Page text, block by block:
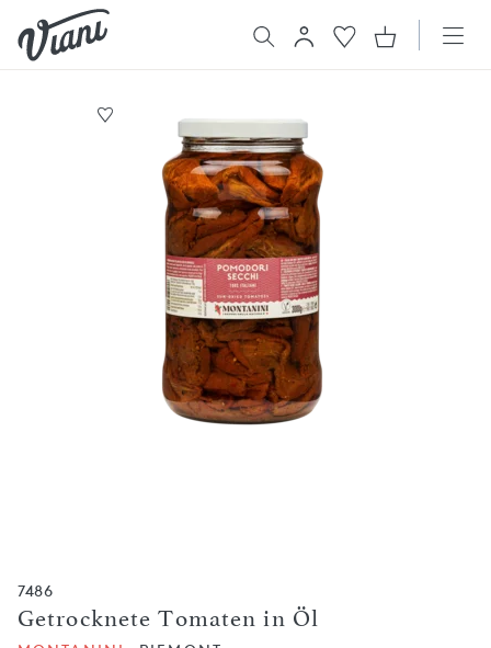
7486
Getrocknete Tomaten in Öl